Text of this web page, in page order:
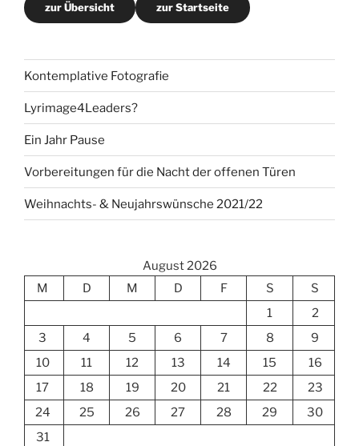
zur Übersicht zur Startseite
Kontemplative Fotografie
Lyrimage4Leaders?
Ein Jahr Pause
Vorbereitungen für die Nacht der offenen Türen
Weihnachts- & Neujahrswünsche 2021/22
August 2026
M
D M D F S
S
1
2
3
4 5 6 7 8
9
10
11 12 13 14 15
16
17
18 19 20 21 22
23
24
25 26 27 28 29
30
31